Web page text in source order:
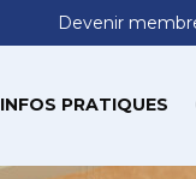
Devenir
INFOS PRATIQUES